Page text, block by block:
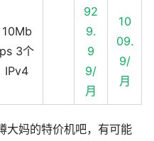
10Mb
ps 3个
IPv4
92
9.
9
9/
月
10
09.
9/
月
大妈的特价机吧，有可能